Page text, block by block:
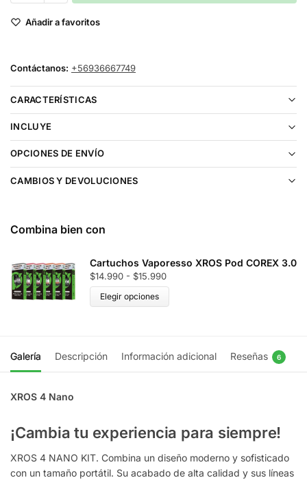
Añadir a favoritos
Contáctanos: +56936667749
CARACTERÍSTICAS
INCLUYE
OPCIONES DE ENVÍO
CAMBIOS Y DEVOLUCIONES
Combina bien con
Cartuchos Vaporesso XROS Pod COREX 3.0
$14.990 - $15.990
Elegir opciones
Galería Descripción Información adicional Reseñas 6
XROS 4 Nano
¡Cambia tu experiencia para siempre!
XROS 4 NANO KIT. Combina un diseño moderno y sofisticado
con un tamaño portátil. Su acabado de alta calidad y sus líneas